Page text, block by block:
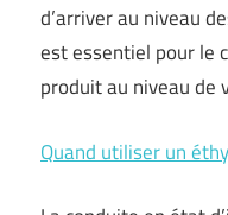
d’arriver au niveau
est essentiel pour le
produit au niveau de
Quand utiliser un